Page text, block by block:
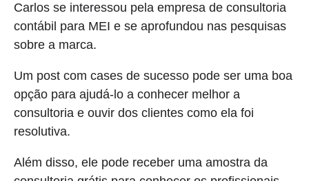
Carlos se interessou pela empresa de consultoria
contábil para MEI e se aprofundou nas pesquisas
sobre a marca.
Um post com cases de sucesso pode ser uma boa
opção para ajudá-lo a conhecer melhor a
consultoria e ouvir dos clientes como ela foi
resolutiva.
Além disso, ele pode receber uma amostra da